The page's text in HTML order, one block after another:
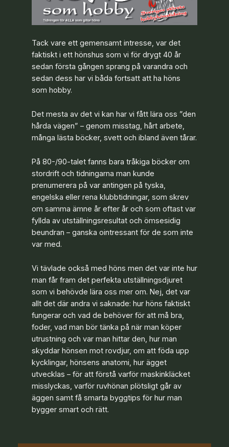
Tack vare ett gemensamt intresse, var det
faktiskt i ett hönshus som vi för drygt 40 år
sedan första gången sprang på varandra och
sedan dess har vi båda fortsatt att ha höns
som hobby.
Det mesta av det vi kan har vi fått lära oss ”den
hårda vägen” – genom misstag, hårt arbete,
många lästa böcker, svett och ibland även tårar.
På 80-/90-talet fanns bara tråkiga böcker om
stordrift och tidningarna man kunde
prenumerera på var antingen på tyska,
engelska eller rena klubbtidningar, som skrev
om samma ämne år efter år och som oftast var
fyllda av utställningsresultat och ömsesidig
beundran – ganska ointressant för de som inte
var med.
Vi tävlade också med höns men det var inte hur
man får fram det perfekta utställningsdjuret
som vi behövde lära oss mer om. Nej, det var
allt det där andra vi saknade: hur höns faktiskt
fungerar och vad de behöver för att må bra,
foder, vad man bör tänka på när man köper
utrustning och var man hittar den, hur man
skyddar hönsen mot rovdjur, om att föda upp
kycklingar, hönsens anatomi, hur ägget
utvecklas – för att förstå varför maskinkläcket
misslyckas, varför ruvhönan plötsligt går av
äggen samt få smarta byggtips för hur man
bygger smart och rätt.